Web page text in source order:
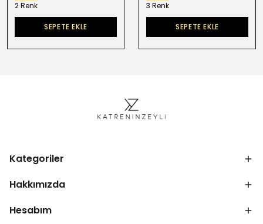
2 Renk
SEPETE EKLE
3 Renk
SEPETE EKLE
Kategoriler
Hakkımızda
Hesabım